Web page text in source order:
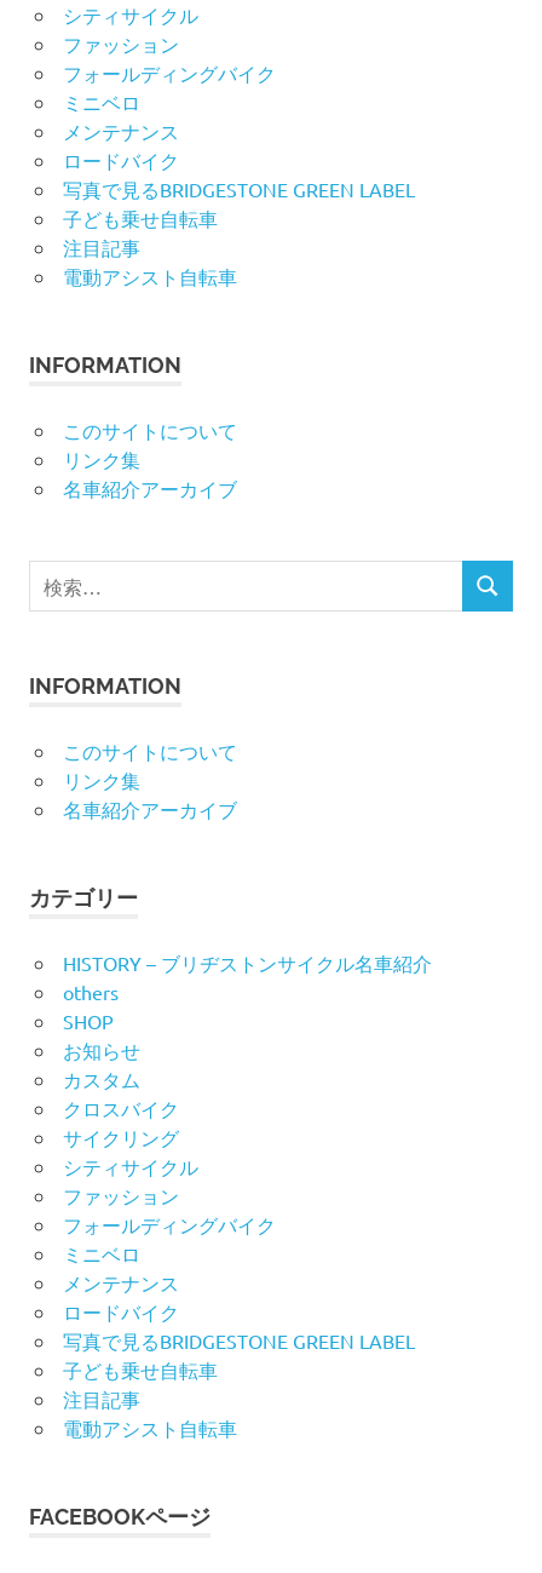
シティサイクル
ファッション
フォールディングバイク
ミニベロ
メンテナンス
ロードバイク
写真で見るBRIDGESTONE GREEN LABEL
子ども乗せ自転車
注目記事
電動アシスト自転車
INFORMATION
このサイトについて
リンク集
名車紹介アーカイブ
検
索
検
INFORMATION
このサイトについて
リンク集
名車紹介アーカイブ
カテゴリー
HISTORY – ブリヂストンサイクル名車紹介
others
SHOP
お知らせ
カスタム
クロスバイク
サイクリング
シティサイクル
ファッション
フォールディングバイク
ミニベロ
メンテナンス
ロードバイク
写真で見るBRIDGESTONE GREEN LABEL
子ども乗せ自転車
注目記事
電動アシスト自転車
FACEBOOKページ